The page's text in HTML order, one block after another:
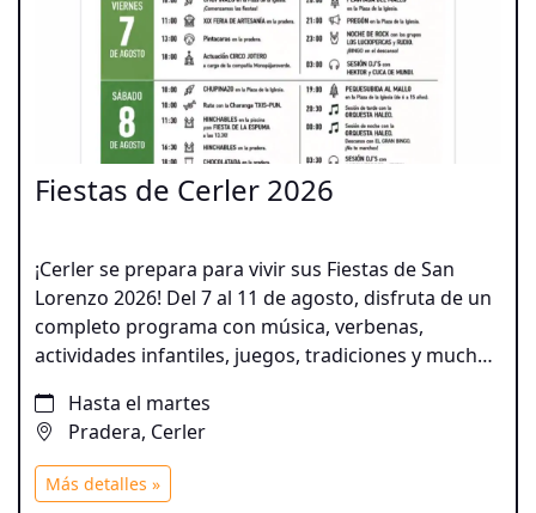
Fiestas de Cerler 2026
¡Cerler se prepara para vivir sus Fiestas de San
Lorenzo 2026! Del 7 al 11 de agosto, disfruta de un
completo programa con música, verbenas,
actividades infantiles, juegos, tradiciones y mucha
Hasta el martes
Pradera, Cerler
Más detalles »